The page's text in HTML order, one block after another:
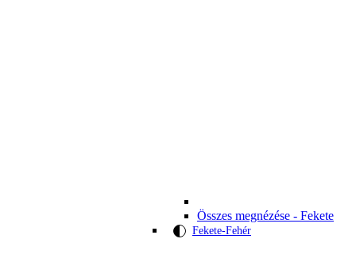
Összes megnézése - Fekete
Fekete-Fehér